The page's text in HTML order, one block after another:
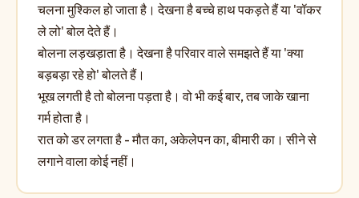
चलना मुश्किल हो जाता है। देखना है बच्चे हाथ पकड़ते हैं या 'वॉकर
ले लो' बोल देते हैं।
बोलना लड़खड़ाता है। देखना है परिवार वाले समझते हैं या 'क्या
बड़बड़ा रहे हो' बोलते हैं।
भूख लगती है तो बोलना पड़ता है। वो भी कई बार, तब जाके खाना
गर्म होता है।
रात को डर लगता है - मौत का, अकेलेपन का, बीमारी का। सीने से
लगाने वाला कोई नहीं।